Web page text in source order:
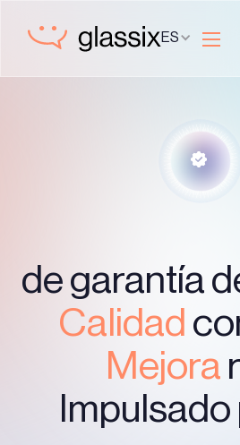
ES
de garantía
Calidad
Mejora
Impulsado